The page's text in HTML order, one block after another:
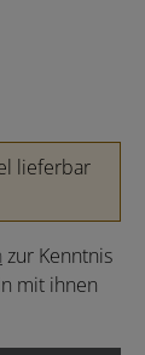
lieferbar
zur Kenntnis
mit ihnen